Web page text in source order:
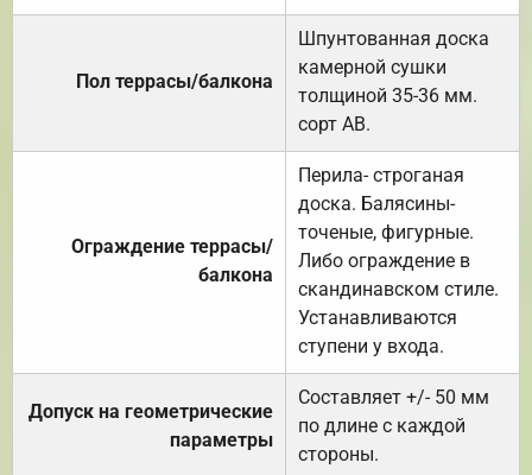
Пол террасы/балкона
Шпунтованная доска
камерной сушки
толщиной 35-36 мм.
сорт АВ.
Ограждение террасы/
балкона
Перила- строганая
доска. Балясины-
точеные, фигурные.
Либо ограждение в
скандинавском стиле.
Устанавливаются
ступени у входа.
Допуск на геометрические
параметры
Составляет +/- 50 мм
по длине с каждой
стороны.